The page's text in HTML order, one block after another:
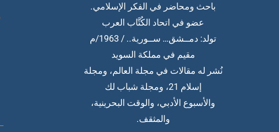
باحث ومحاضر في الفكر الإسلامي.
عضو في اتحاد الكُتَّاب العرب
تولد: دمــشق… ســورية.. / 1963/م
مقيم في مملكة السويد
نُشر له مقالات في مجلة العالم، ومجلة
إسلام 21، ومجلة شباب لك
والأسبوع الأدبي، والوقت البحرينية،
والمثقف.